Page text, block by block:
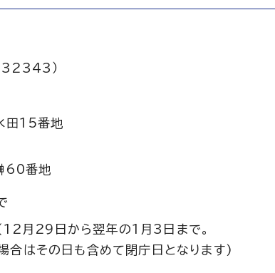
）
田15番地
60番地
(12月29日から翌年の1月3日まで。
合はその日も含めて閉庁日となります)